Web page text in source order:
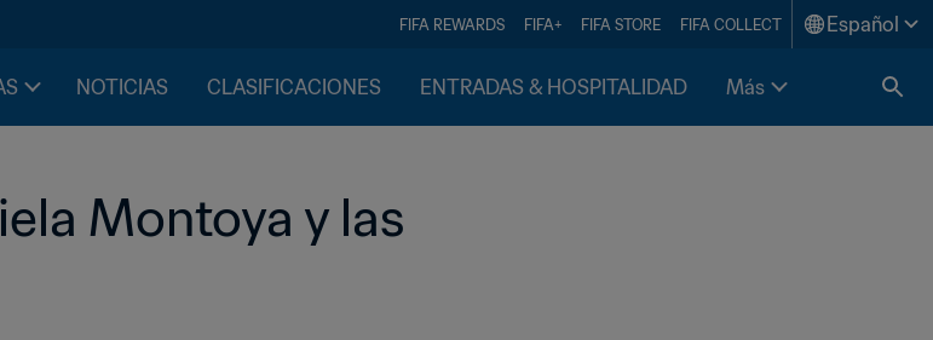
FIFA REWARDS FIFA+ FIFA STORE FIFA COLLECT Español
NOTICIAS CLASIFICACIONES ENTRADAS & HOSPITALIDAD Más
Montoya y las